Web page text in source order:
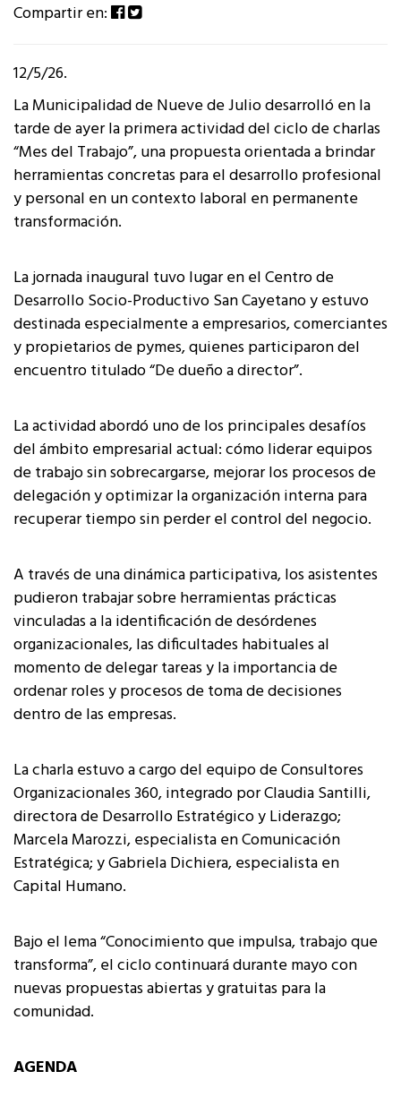
Compartir en:
12/5/26.
La Municipalidad de Nueve de Julio desarrolló en la
tarde de ayer la primera actividad del ciclo de charlas
“Mes del Trabajo”, una propuesta orientada a brindar
herramientas concretas para el desarrollo profesional
y personal en un contexto laboral en permanente
transformación.
La jornada inaugural tuvo lugar en el Centro de
Desarrollo Socio-Productivo San Cayetano y estuvo
destinada especialmente a empresarios, comerciantes
y propietarios de pymes, quienes participaron del
encuentro titulado “De dueño a director”.
La actividad abordó uno de los principales desafíos
del ámbito empresarial actual: cómo liderar equipos
de trabajo sin sobrecargarse, mejorar los procesos de
delegación y optimizar la organización interna para
recuperar tiempo sin perder el control del negocio.
A través de una dinámica participativa, los asistentes
pudieron trabajar sobre herramientas prácticas
vinculadas a la identificación de desórdenes
organizacionales, las dificultades habituales al
momento de delegar tareas y la importancia de
ordenar roles y procesos de toma de decisiones
dentro de las empresas.
La charla estuvo a cargo del equipo de Consultores
Organizacionales 360, integrado por Claudia Santilli,
directora de Desarrollo Estratégico y Liderazgo;
Marcela Marozzi, especialista en Comunicación
Estratégica; y Gabriela Dichiera, especialista en
Capital Humano.
Bajo el lema “Conocimiento que impulsa, trabajo que
transforma”, el ciclo continuará durante mayo con
nuevas propuestas abiertas y gratuitas para la
comunidad.
AGENDA